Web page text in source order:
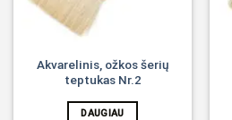
Akvarelinis, ožkos šerių
teptukas Nr.2
DAUGIAU